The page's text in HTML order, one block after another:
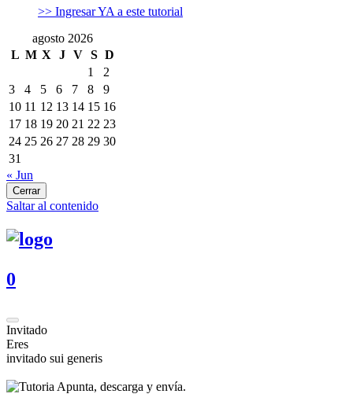
>> Ingresar YA a este tutorial
agosto 2026
L M X J V S D
1
2
3
4 5 6 7 8
9
10 11 12 13 14 15 16
17 18 19 20 21 22 23
24 25 26 27 28 29 30
31
« Jun
Cerrar
Saltar al contenido
0
Invitado
Eres
invitado sui generis
Apunta, descarga y envía.